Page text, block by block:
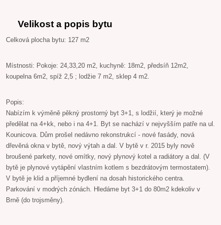
Velikost a popis bytu
Celková plocha bytu: 127 m2
Místnosti: Pokoje: 24,33,20 m2, kuchyně: 18m2, předsíň 12m2,
koupelna 6m2, spíž 2,5 ; lodžie 7 m2, sklep 4 m2.
Popis:
Nabízím k výměně pěkný prostorný byt 3+1, s lodžií, který je možné
předělat na 4+kk, nebo i na 4+1. Byt se nachází v nejvyšším patře na ul.
Kounicova. Dům prošel nedávno rekonstrukcí - nové fasády, nová
dřevěná okna v bytě, nový výtah a dal. V bytě v r. 2015 byly nově
broušené parkety, nové omítky, nový plynový kotel a radiátory a dal. (V
bytě je plynové vytápění vlastním kotlem s bezdrátovým termostatem).
V bytě je klid a příjemné bydlení na dosah historického centra.
Parkování v modrých zónách. Hledáme byt 3+1 do 80m2 kdekoliv v
Brně (do trojsměny).